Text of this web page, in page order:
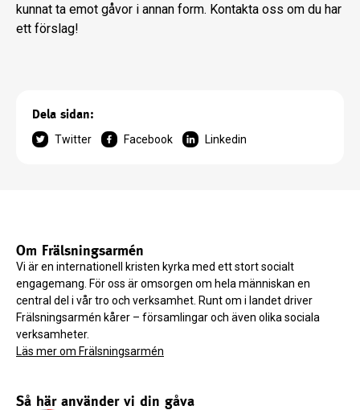
kunnat ta emot gåvor i annan form. Kontakta oss om du har
ett förslag!
Dela sidan:
Twitter Facebook Linkedin
Om Frälsningsarmén
Vi är en internationell kristen kyrka med ett stort socialt
engagemang. För oss är omsorgen om hela människan en
central del i vår tro och verksamhet. Runt om i landet driver
Frälsningsarmén kårer – församlingar och även olika sociala
verksamheter.
Läs mer om Frälsningsarmén
Så här använder vi din gåva